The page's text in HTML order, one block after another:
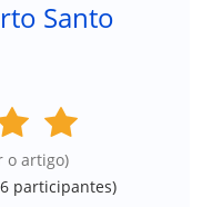
Santo
o artigo)
participantes)